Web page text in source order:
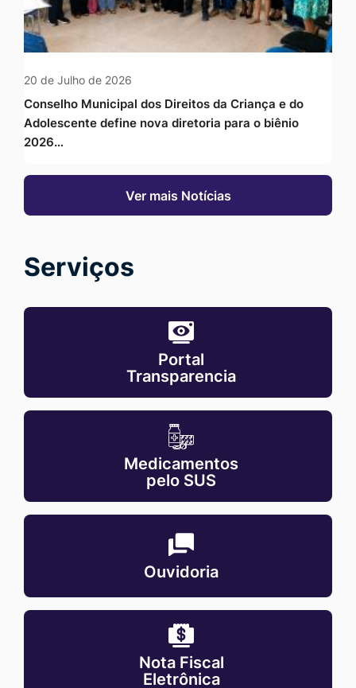
20 de Julho de 2026
Conselho Municipal dos Direitos da Criança e do
Adolescente define nova diretoria para o biênio
2026…
Ver mais Notícias
Serviços
MaskPortal-
Portal
Transparencia
MaskMedicamentos-
Medicamentos
pelo SUS
MaskOuvidoria
Ouvidoria
MaskNota-
Nota Fiscal
Eletrônica